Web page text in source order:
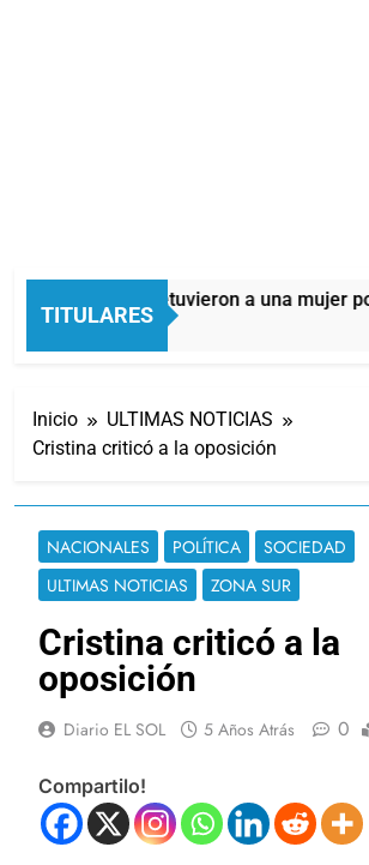
TITULARES
Quilmes: detuvieron a una mujer
11 Horas Atrás
Inicio
ULTIMAS NOTICIAS
Cristina criticó a la oposición
NACIONALES POLÍTICA
SOCIEDAD
ULTIMAS NOTICIAS
ZONA SUR
Cristina criticó a la
oposición
Diario EL SOL 5 Años Atrás 0
Compartilo!